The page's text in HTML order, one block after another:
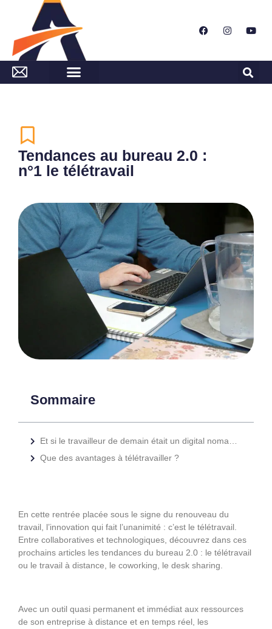
Tendances au bureau 2.0 :
n°1 le télétravail
Sommaire
Que des avantages à télétravailler ?
En cette rentrée placée sous le signe du renouveau du
travail, l’innovation qui fait l’unanimité : c’est le télétravail.
Entre collaboratives et technologiques, découvrez dans ces
prochains articles les tendances du bureau 2.0 : le télétravail
ou le travail à distance, le coworking, le desk sharing.
Avec un outil quasi permanent et immédiat aux ressources
de son entreprise à distance et en temps réel, les